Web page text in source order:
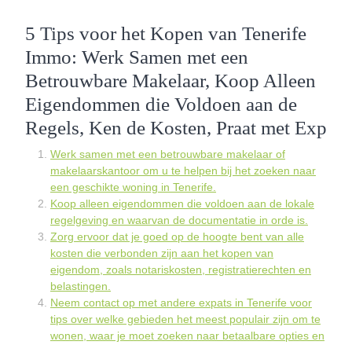
5 Tips voor het Kopen van Tenerife
Immo: Werk Samen met een
Betrouwbare Makelaar, Koop Alleen
Eigendommen die Voldoen aan de
Regels, Ken de Kosten, Praat met Exp
Werk samen met een betrouwbare makelaar of
makelaarskantoor om u te helpen bij het zoeken naar
een geschikte woning in Tenerife.
Koop alleen eigendommen die voldoen aan de lokale
regelgeving en waarvan de documentatie in orde is.
Zorg ervoor dat je goed op de hoogte bent van alle
kosten die verbonden zijn aan het kopen van
eigendom, zoals notariskosten, registratierechten en
belastingen.
Neem contact op met andere expats in Tenerife voor
tips over welke gebieden het meest populair zijn om te
wonen, waar je moet zoeken naar betaalbare opties en